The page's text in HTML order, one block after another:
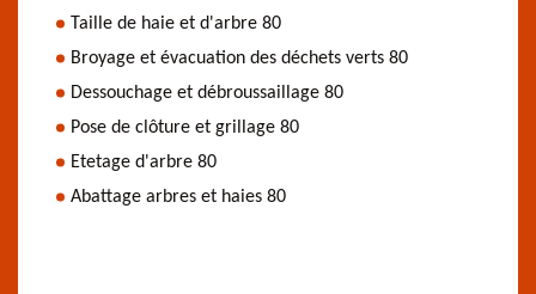
Taille de haie et d'arbre 80
Broyage et évacuation des déchets verts 80
Dessouchage et débroussaillage 80
Pose de clôture et grillage 80
Etetage d'arbre 80
Abattage arbres et haies 80